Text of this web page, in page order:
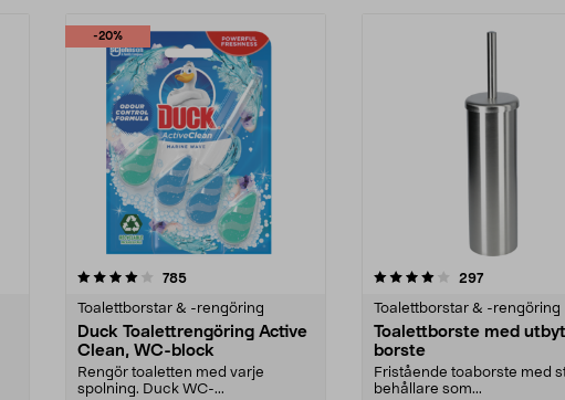
-20%
785recensioner
Toalettborstar & -rengöring
Duck Toalettrengöring Active
Clean, WC-block
Rengör toaletten med varje
spolning. Duck WC-...
4.0 av 5 stjärnor 297recensioner
Toalettborstar & -rengöring
Toalettborste med
borste
Fristående toaborste med
behållare som...
4.0 av 5 stjärnor